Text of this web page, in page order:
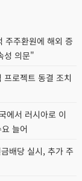
주주환원에 해외 증
성 의문"
로젝트 동결 조치
에서 러시아로 이
늘어
배당 실시, 추가 주